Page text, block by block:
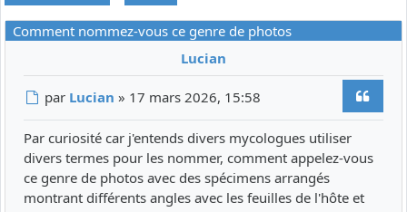
Comment nommez-vous ce genre de photos
Lucian
Message
par Lucian » 17 mars 2026, 15:58
Par curiosité car j'entends divers mycologues utiliser
divers termes pour les nommer, comment appelez-vous
ce genre de photos avec des spécimens arrangés
montrant différents angles avec les feuilles de l'hôte et